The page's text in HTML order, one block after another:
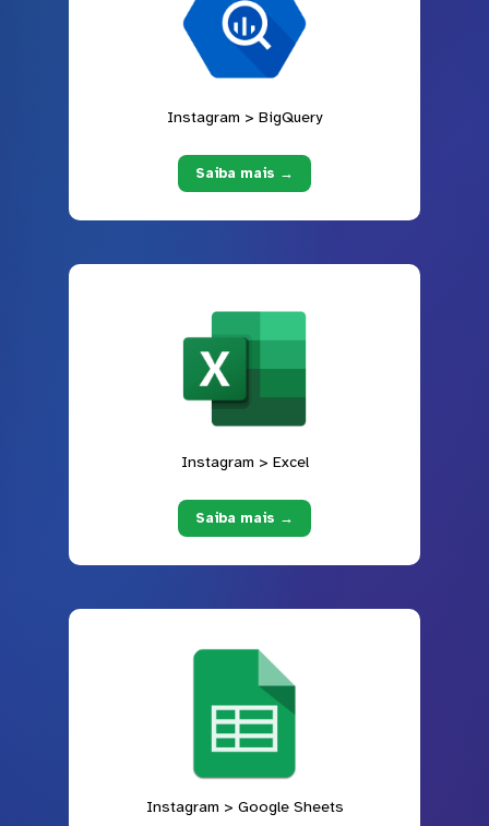
Instagram > BigQuery
Saiba mais →
Instagram > Excel
Saiba mais →
Instagram > Google Sheets